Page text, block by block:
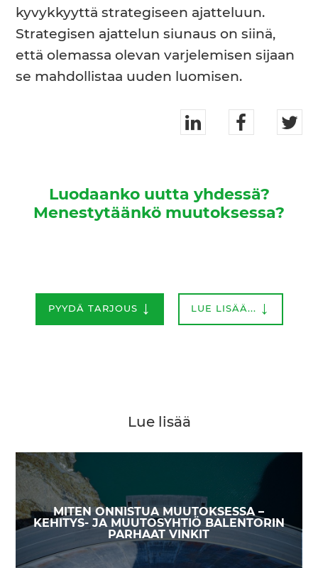
kyvykkyyttä strategiseen ajatteluun.
Strategisen ajattelun siunaus on siinä,
että olemassa olevan varjelemisen sijaan
se mahdollistaa uuden luomisen.
Luodaanko uutta yhdessä?
Menestytäänkö muutoksessa?
PYYDÄ TARJOUS ↓ LUE LISÄÄ... ↓
Lue lisää
MITEN ONNISTUA MUUTOKSESSA –
KEHITYS- JA MUUTOSYHTIÖ BALENTORIN
PARHAAT VINKIT